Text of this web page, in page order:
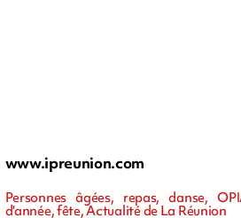
www.ipreunion.com
Personnes âgées, repas, danse,
d'année, fête, Actualité de La Réunion